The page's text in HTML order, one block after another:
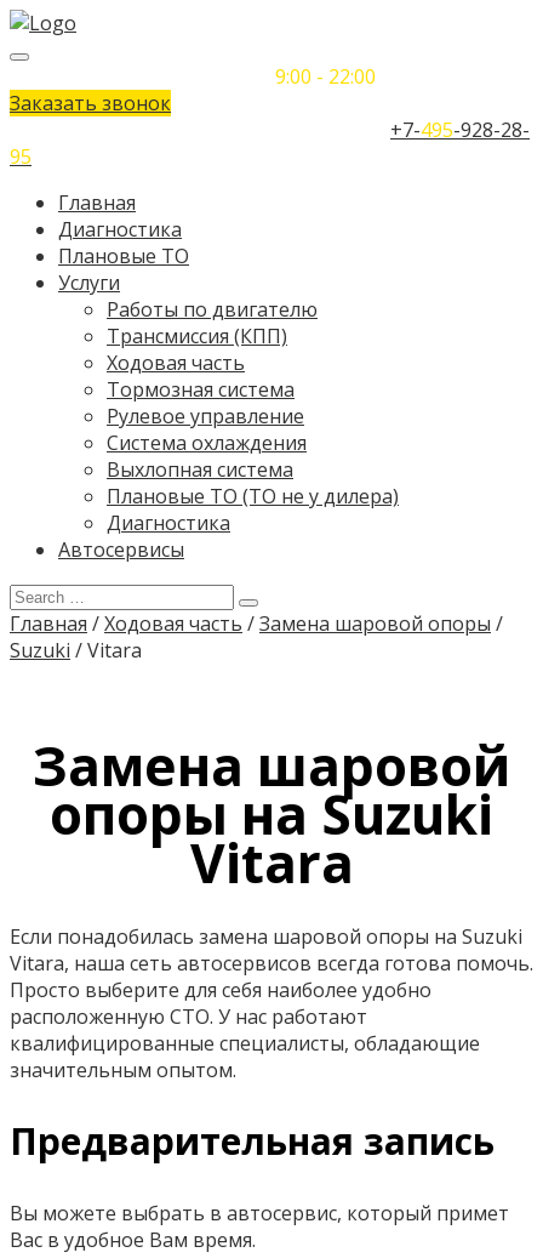
9:00 - 22:00
Заказать звонок
+7-495-928-28-
95
Главная
Диагностика
Плановые ТО
Услуги
Работы по двигателю
Трансмиссия (КПП)
Ходовая часть
Тормозная система
Рулевое управление
Система охлаждения
Выхлопная система
Плановые ТО (ТО не у дилера)
Диагностика
Автосервисы
Главная /Ходовая часть /Замена шаровой опоры /
Suzuki /Vitara
Замена шаровой
опоры на Suzuki
Vitara
Если понадобилась замена шаровой опоры на Suzuki
Vitara, наша сеть автосервисов всегда готова помочь.
Просто выберите для себя наиболее удобно
расположенную СТО. У нас работают
квалифицированные специалисты, обладающие
значительным опытом.
Предварительная запись
Вы можете выбрать в автосервис, который примет
Вас в удобное Вам время.